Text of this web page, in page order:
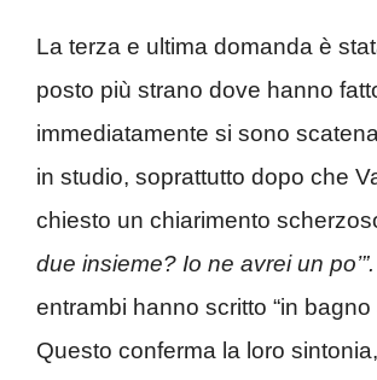
La terza e ultima domanda è
posto più strano dove hanno
immediatamente si sono
in studio, soprattutto dopo che
chiesto un chiarimento
due insieme? Io ne avrei un po’”.
entrambi hanno scritto “in bagno
Questo conferma la loro